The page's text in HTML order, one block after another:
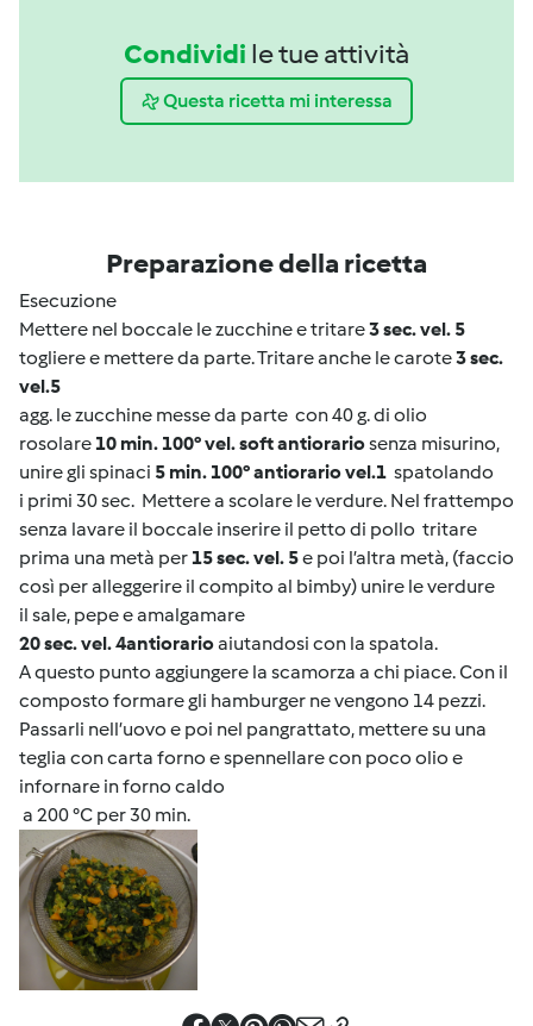
Condividi le tue attività
Questa ricetta mi interessa
Preparazione della ricetta
Esecuzione
Mettere nel boccale le zucchine e tritare3 sec. vel. 5
togliere e mettere da parte. Tritare anche le carote3 sec.
vel.5
agg. le zucchine messe da parte con 40 g. di olio
rosolare 10 min. 100° vel. soft antiorariosenza misurino,
unire gli spinaci 5 min. 100° antiorario vel.1 spatolando
i primi 30 sec. Mettere a scolare le verdure. Nel frattempo
senza lavare il boccale inserire il petto di pollo tritare
prima una metà per 15 sec. vel. 5e poi l’altra metà, (faccio
così per alleggerire il compito al bimby) unire le verdure
il sale, pepe e amalgamare
20 sec. vel. 4antiorarioaiutandosi con la spatola.
A questo punto aggiungere la scamorza a chi piace. Con il
composto formare gli hamburger ne vengono 14 pezzi.
Passarli nell’uovo e poi nel pangrattato, mettere su una
teglia con carta forno e spennellare con poco olio e
infornare in forno caldo
a 200 °C per 30 min.